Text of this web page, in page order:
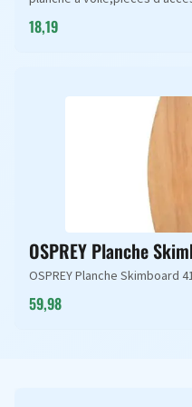
18,19
OSPREY Planche
OSPREY Planche Skimboard
59,98